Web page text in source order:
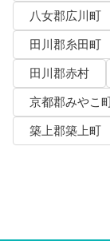
八女郡広川町
田川郡糸田町
田川郡赤村
京都郡みやこ
築上郡築上町